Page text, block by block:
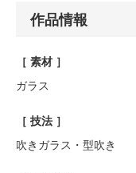
作品情報
［ 素材 ］
ガラス
［ 技法 ］
吹きガラス・型吹き